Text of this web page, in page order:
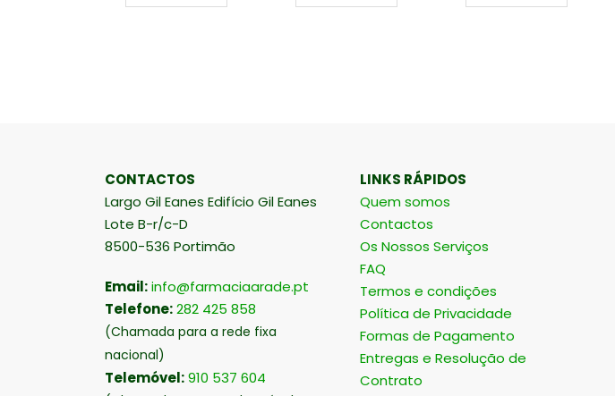
CONTACTOS
Largo Gil Eanes Edifício Gil Eanes
Lote B-r/c-D
8500-536 Portimão
Email:info@farmaciaarade.pt
Telefone:282 425 858
(Chamada para a rede fixa
nacional)
Telemóvel:910 537 604
LINKS RÁPIDOS
Quem somos
Contactos
Os Nossos Serviços
FAQ
Termos e condições
Política de Privacidade
Formas de Pagamento
Entregas e Resolução de
Contrato